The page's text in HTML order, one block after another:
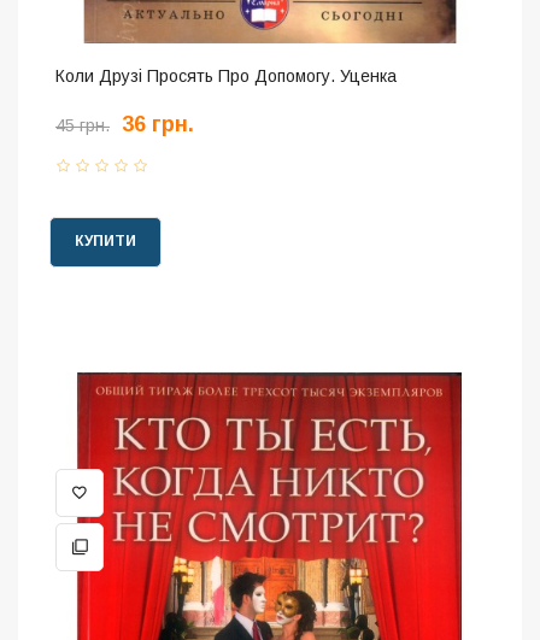
Коли Друзі Просять Про Допомогу. Уценка
45 грн. 36 грн.
КУПИТИ